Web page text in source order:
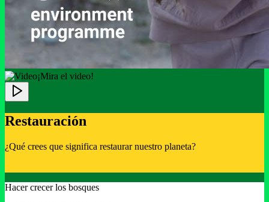
¡Mira el video!
Restauración
¿Qué crees que significa restaurar nuestro planeta?
Hacer crecer los bosques